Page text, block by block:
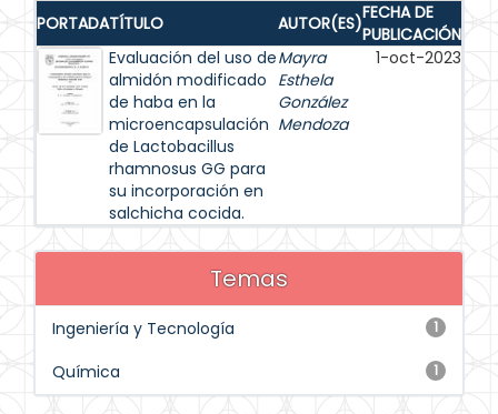
PORTADATÍTULO AUTOR(ES)FECHA DE
PUBLICACIÓN
Evaluación del uso de
almidón modificado
de haba en la
microencapsulación
de Lactobacillus
rhamnosus GG para
su incorporación en
salchicha cocida.
Mayra
Esthela
González
Mendoza
1-oct-2023
Temas
1
Ingeniería y Tecnología
1
Química